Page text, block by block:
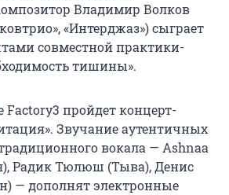
Владимир Волков
«Интерджаз») сыграет
совместной практики-
тишины».
Factory3 пройдет концерт-
Звучание аутентичных
вокала — Ashnaa
Радик Тюлюш (Тыва), Денис
— дополнят электронные